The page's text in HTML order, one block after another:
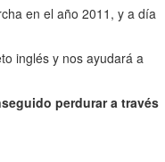
en el año 2011, y a día
inglés y nos ayudará a
perdurar a través